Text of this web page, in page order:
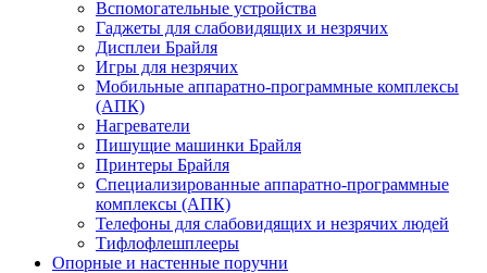
Вспомогательные устройства
Гаджеты для слабовидящих и незрячих
Дисплеи Брайля
Игры для незрячих
Мобильные аппаратно-программные комплексы
(АПК)
Нагреватели
Пишущие машинки Брайля
Принтеры Брайля
Специализированные аппаратно-программные
комплексы (АПК)
Телефоны для слабовидящих и незрячих людей
Тифлофлешплееры
Опорные и настенные поручни